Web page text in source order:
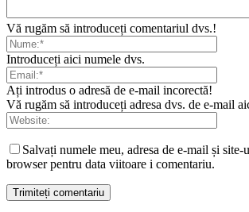
Vă rugăm să introduceți comentariul dvs.!
Introduceți aici numele dvs.
Ați introdus o adresă de e-mail incorectă!
Vă rugăm să introduceți adresa dvs. de e-mail
Salvați numele meu, adresa de e-mail și site-
browser pentru data viitoare i comentariu.